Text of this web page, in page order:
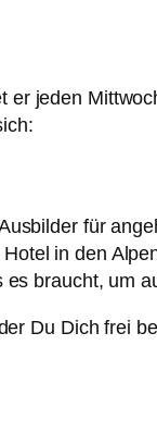
jeden
für
in den
braucht, um
Du Dich frei